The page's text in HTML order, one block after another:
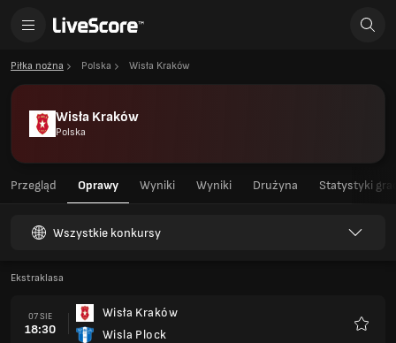
Piłka nożna Polska Wisła Kraków
Wisła Kraków
Polska
Przegląd Oprawy Wyniki Wyniki Drużyna Statystyki
Wszystkie konkursy
Ekstraklasa
07 SIE
18:30
Wisła Kraków
Wisla Plock